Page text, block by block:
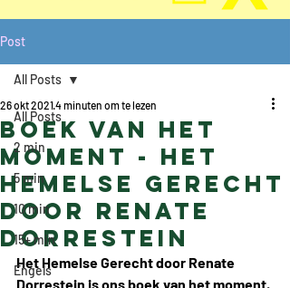
Post
All Posts
2 min
5 min
10 min
15+ min
Engels
All Posts
Boek van het
moment - Het
Hemelse Gerecht
door Renate
Dorrestein
26 okt 20214 minuten om te lezen
Het Hemelse Gerecht door Renate
Dorrestein is ons boek van het moment.